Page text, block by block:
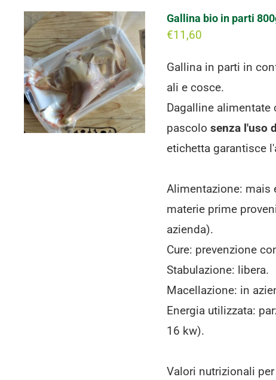
Gallina bio in parti
€11,60
Gallina in parti in
ali e cosce.
Dagalline
pascolo senza l'uso
etichetta garantisce
Alimentazione: mais
materie prime
azienda).
Cure: prevenzione
Stabulazione: libera.
Macellazione: in
Energia utilizzata:
16 kw).
Valori nutrizionali